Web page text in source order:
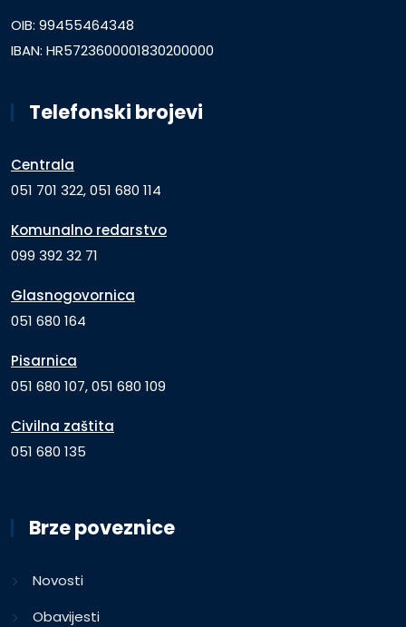
OIB: 99455464348
IBAN: HR5723600001830200000
Telefonski brojevi
Centrala
051 701 322, 051 680 114
Komunalno redarstvo
099 392 32 71
Glasnogovornica
051 680 164
Pisarnica
051 680 107, 051 680 109
Civilna zaštita
051 680 135
Brze poveznice
Novosti
Obavijesti